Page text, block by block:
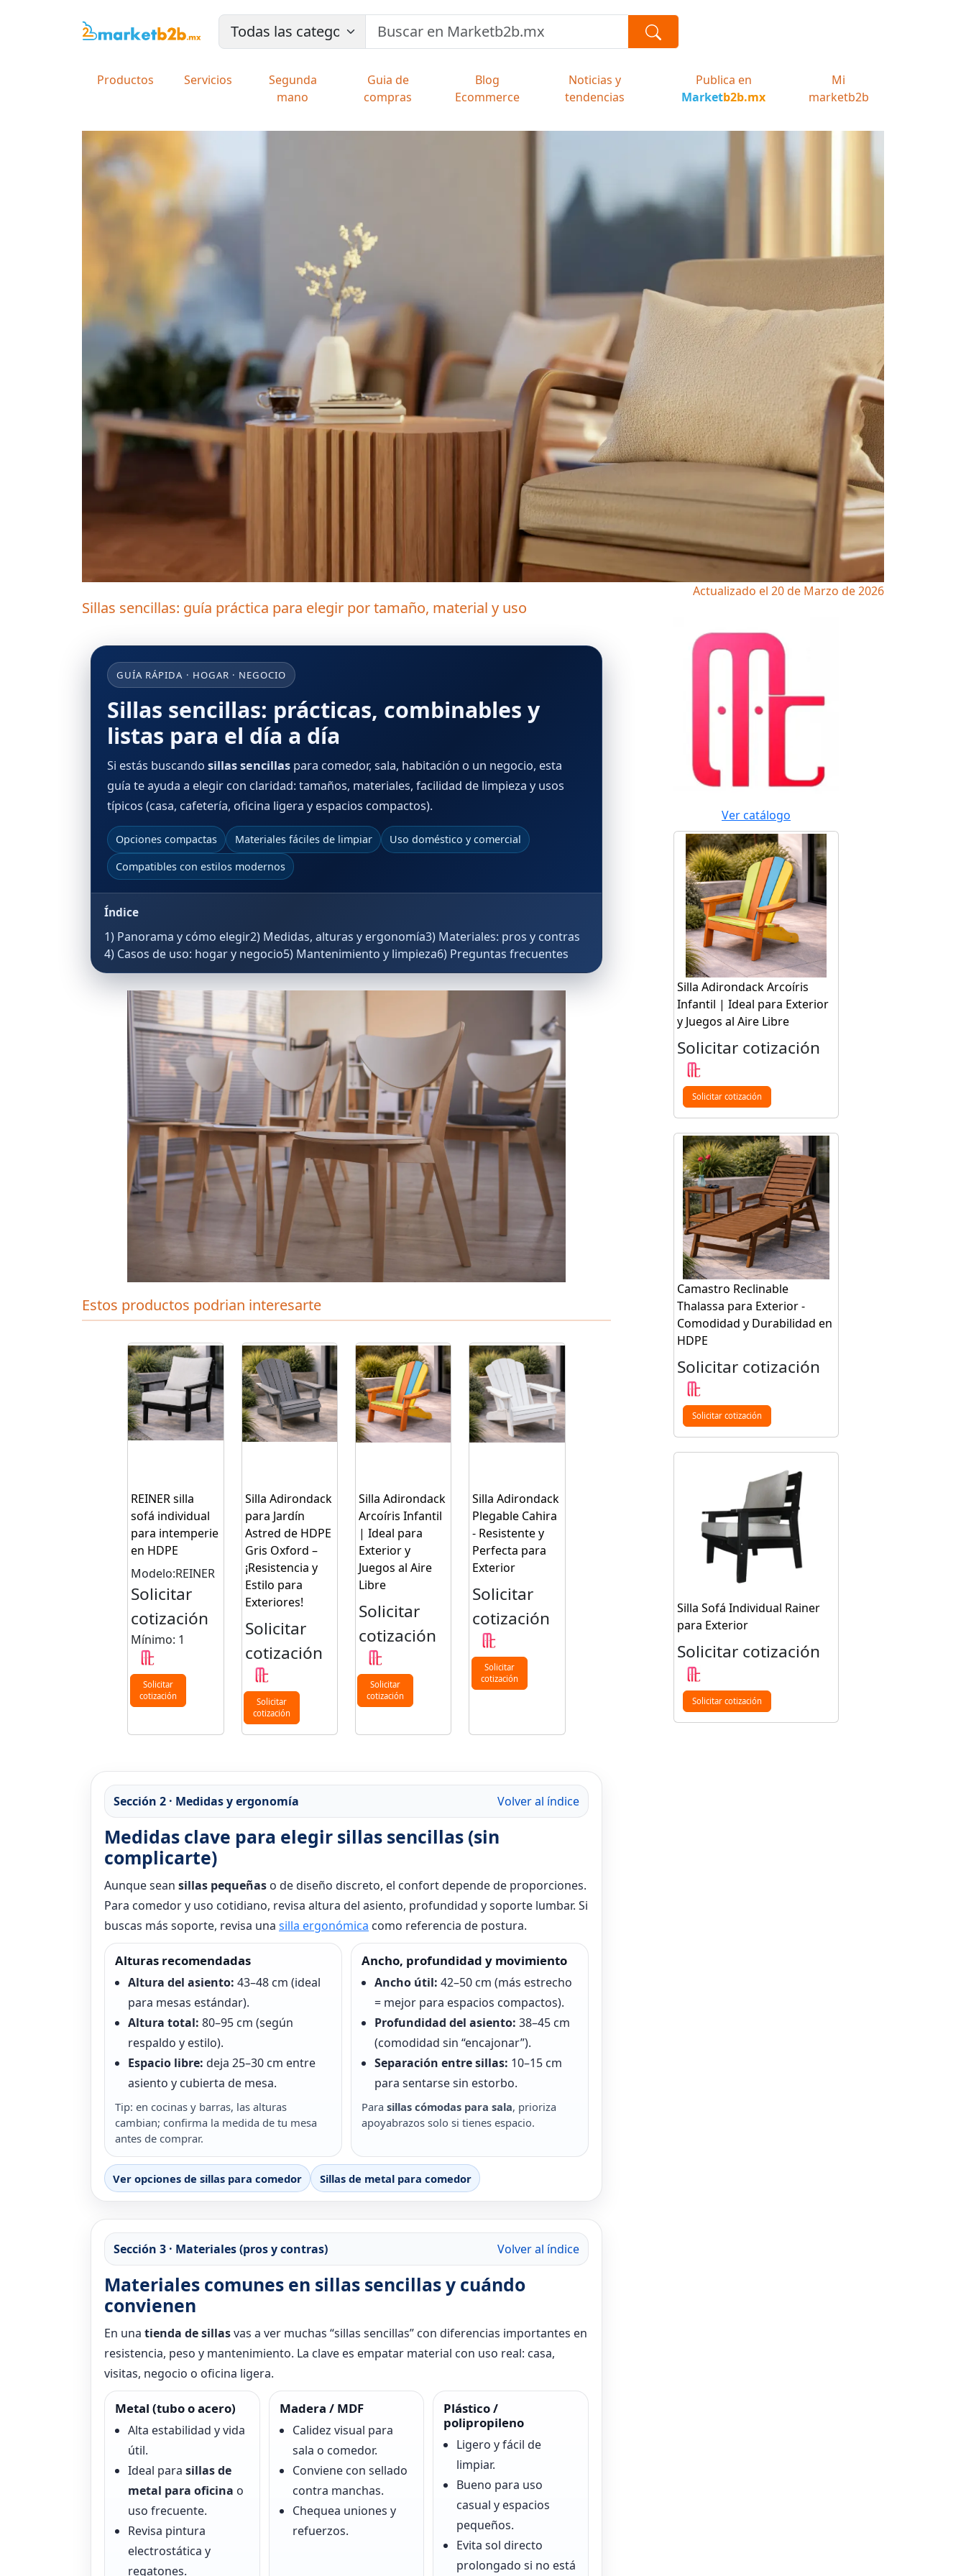
Productos Servicios
Segunda
mano
Guia de
compras
Blog
Ecommerce
Noticias y
tendencias
Publica en
Marketb2b.mx
Mi
marketb2b
Actualizado el 20 de Marzo de 2026
Sillas sencillas: guía práctica para elegir por tamaño, material y uso
GUÍA RÁPIDA · HOGAR · NEGOCIO
Sillas sencillas: prácticas, combinables y
listas para el día a día
Si estás buscando sillas sencillas para comedor, sala, habitación o un negocio, esta
guía te ayuda a elegir con claridad: tamaños, materiales, facilidad de limpieza y usos
típicos (casa, cafetería, oficina ligera y espacios compactos).
Opciones compactas Materiales fáciles de limpiar
Uso doméstico y comercial
Compatibles con estilos modernos
Índice
1) Panorama y cómo elegir2) Medidas, alturas y ergonomía3) Materiales: pros y contras
4) Casos de uso: hogar y negocio5) Mantenimiento y limpieza6) Preguntas frecuentes
Estos productos podrian interesarte
REINER silla
sofá individual
para intemperie
en HDPE
Modelo:REINER
Solicitar
cotización
Mínimo: 1
Solicitar
cotización
Silla Adirondack
para Jardín
Astred de HDPE
Gris Oxford –
¡Resistencia y
Estilo para
Exteriores!
Solicitar
cotización
Solicitar
cotización
Silla Adirondack
Arcoíris Infantil
| Ideal para
Exterior y
Juegos al Aire
Libre
Solicitar
cotización
Solicitar
cotización
Silla Adirondack
Plegable Cahira
- Resistente y
Perfecta para
Exterior
Solicitar
cotización
Solicitar
cotización
Sección 2 · Medidas y ergonomía Volver al índice
Medidas clave para elegir sillas sencillas (sin
complicarte)
Aunque sean sillas pequeñas o de diseño discreto, el confort depende de proporciones.
Para comedor y uso cotidiano, revisa altura del asiento, profundidad y soporte lumbar. Si
buscas más soporte, revisa una silla ergonómica como referencia de postura.
Alturas recomendadas
Altura del asiento: 43–48 cm (ideal
para mesas estándar).
Altura total: 80–95 cm (según
respaldo y estilo).
Espacio libre: deja 25–30 cm entre
asiento y cubierta de mesa.
Tip: en cocinas y barras, las alturas
cambian; confirma la medida de tu mesa
antes de comprar.
Ancho, profundidad y movimiento
Ancho útil: 42–50 cm (más estrecho
= mejor para espacios compactos).
Profundidad del asiento: 38–45 cm
(comodidad sin “encajonar”).
Separación entre sillas: 10–15 cm
para sentarse sin estorbo.
Para sillas cómodas para sala, prioriza
apoyabrazos solo si tienes espacio.
Ver opciones de sillas para comedor Sillas de metal para comedor
Sección 3 · Materiales (pros y contras) Volver al índice
Materiales comunes en sillas sencillas y cuándo
convienen
En una tienda de sillasvas a ver muchas “sillas sencillas” con diferencias importantes en
resistencia, peso y mantenimiento. La clave es empatar material con uso real: casa,
visitas, negocio o oficina ligera.
Metal (tubo o acero)
Alta estabilidad y vida
útil.
Ideal para sillas de
metal para oficina o
uso frecuente.
Revisa pintura
electrostática y
regatones.
Madera / MDF
Calidez visual para
sala o comedor.
Conviene con sellado
contra manchas.
Chequea uniones y
refuerzos.
Plástico /
polipropileno
Ligero y fácil de
limpiar.
Bueno para uso
casual y espacios
pequeños.
Evita sol directo
prolongado si no está
Ver catálogo
Silla Adirondack Arcoíris
Infantil | Ideal para Exterior
y Juegos al Aire Libre
Solicitar cotización
Solicitar cotización
Camastro Reclinable
Thalassa para Exterior -
Comodidad y Durabilidad en
HDPE
Solicitar cotización
Solicitar cotización
Silla Sofá Individual Rainer
para Exterior
Solicitar cotización
Solicitar cotización